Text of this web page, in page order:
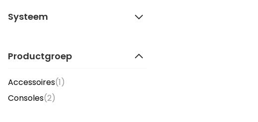
Systeem
Productgroep
Accessoires(1)
Consoles(2)